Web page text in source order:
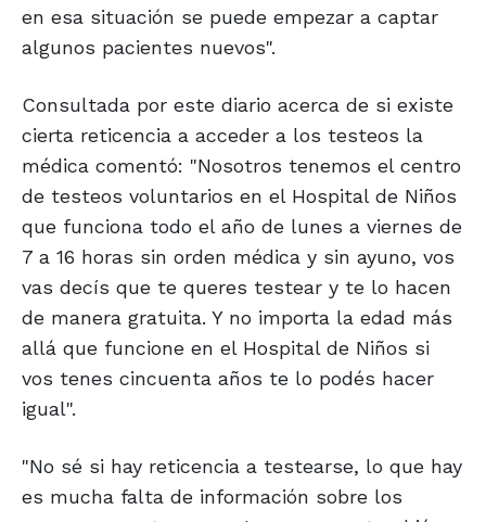
en esa situación se puede empezar a captar
algunos pacientes nuevos".
Consultada por este diario acerca de si existe
cierta reticencia a acceder a los testeos la
médica comentó: "Nosotros tenemos el centro
de testeos voluntarios en el Hospital de Niños
que funciona todo el año de lunes a viernes de
7 a 16 horas sin orden médica y sin ayuno, vos
vas decís que te queres testear y te lo hacen
de manera gratuita. Y no importa la edad más
allá que funcione en el Hospital de Niños si
vos tenes cincuenta años te lo podés hacer
igual".
"No sé si hay reticencia a testearse, lo que hay
es mucha falta de información sobre los